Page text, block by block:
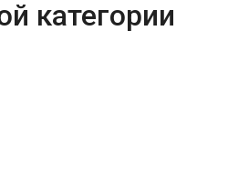
категории